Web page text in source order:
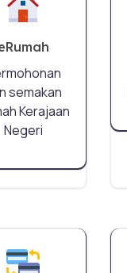
semakan
Kerajaan
Negeri